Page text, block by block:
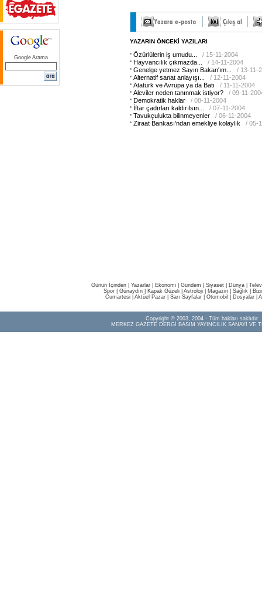
Google Arama
YAZARIN ÖNCEKİ YAZILARI
Özürlülerin iş umudu...
/ 15-11-2004
Hayvancılık çıkmazda...
/ 14-11-2004
Genelge yetmez Sayın Bakan'ım...
/ 13-11-
Alternatif sanat anlayışı...
/ 12-11-2004
Atatürk ve Avrupa ya da Batı
/ 11-11-2004
Aleviler neden tanınmak istiyor?
/ 09-11-
Demokratik haklar
/ 08-11-2004
İftar çadırları kaldırılsın...
/ 07-11-2004
Tavukçulukta bilinmeyenler
/ 06-11-2004
Ziraat Bankası'ndan emekliye kolaylık
/ 05-
Günün İçinden Yazarlar Ekonomi Gündem Siyaset Dünya |
Spor
Günaydın Kapak Güzeli Astroloji Magazin Sağlık
Cumartesi| Aktüel Pazar| Sarı Sayfalar| Otomobil Dosyalar|
Copyright © 2003, 2004 - Tüm hakları saklıdır.
MERKEZ GAZETE DERGİ BASIM YAYINCILIK SANAYİ VE